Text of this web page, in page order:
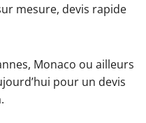
mesure, devis rapide
Monaco ou ailleurs
pour un devis